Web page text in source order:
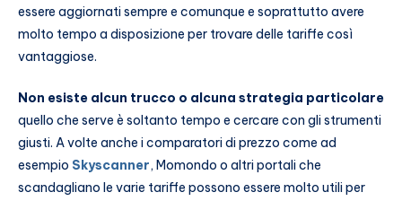
essere aggiornati sempre e comunque e soprattutto avere
molto tempo a disposizione per trovare delle tariffe così
vantaggiose.
Non esiste alcun trucco o alcuna strategia particolare
quello che serve è soltanto tempo e cercare con gli strumenti
giusti. A volte anche i comparatori di prezzo come ad
esempio Skyscanner, Momondo o altri portali che
scandagliano le varie tariffe possono essere molto utili per